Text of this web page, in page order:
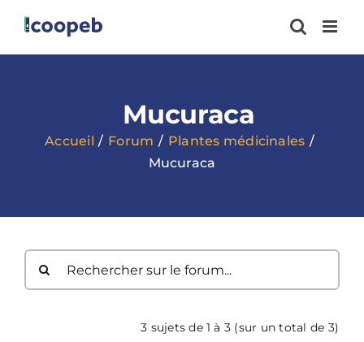
contenu
Mucuraca
Accueil Forum
Plantes médicinales
Mucuraca
3 sujets de 1 à 3 (sur un total de 3)